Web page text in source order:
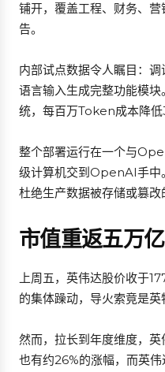
铺开，覆盖工程、财务、
告。
内部试点数据令人瞩目：
语言输入生成完整功能模
统，每百万Token成本降
整个部署运行在一个与
级计算机交到OpenAI手中
杜绝生产数据被存储或篡改
市值重返五万
上周五，英伟达股价收于
的集体躁动，导火索竟是
然而，拉长到年度维度，
也有约26%的涨幅，而英